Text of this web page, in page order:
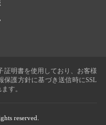
証明書を使用しており、お客様
保護方針に基づき送信時にSSL
す。
reserved.